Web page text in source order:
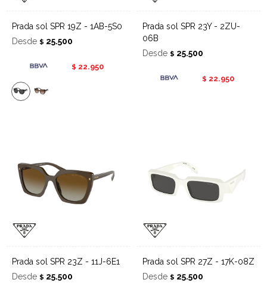
Prada sol SPR 19Z - 1AB-5S0
Desde $ 25.500
$ 22.950
Prada sol SPR 23Y - 2ZU-
06B
Desde $ 25.500
$ 22.950
Prada sol SPR 23Z - 11J-6E1
Desde $ 25.500
Prada sol SPR 27Z - 17K-08Z
Desde $ 25.500